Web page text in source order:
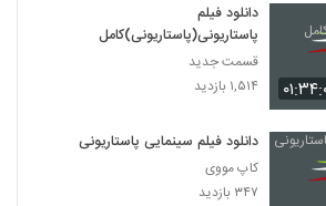
دانلود فیلم
پاستاریونی(پاستاریونی)کامل
قسمت جدید
۱,۵۱۴ بازدید
دانلود فیلم سینمایی پاستاریونی
کاپ مووی
۳۴۷ بازدید